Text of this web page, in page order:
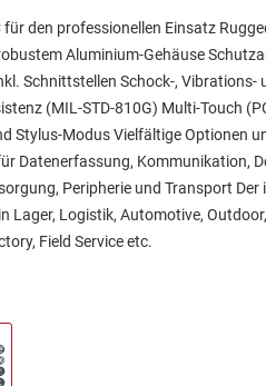
für den professionellen Einsatz
Aluminium-Gehäuse
Schnittstellen Schock-, Vibrations-
(MIL-STD-810G) Multi-Touch
Stylus-Modus Vielfältige Optionen
Datenerfassung, Kommunikation,
Peripherie und Transport Der
Lager, Logistik, Automotive, Outdoor,
Field Service etc.